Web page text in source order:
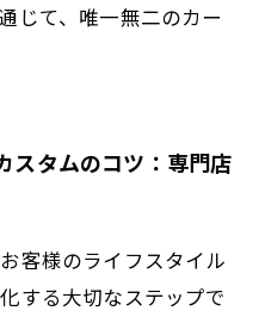
じて、唯一無二のカー
スタムのコツ：専門店
客様のライフスタイル
する大切なステップで